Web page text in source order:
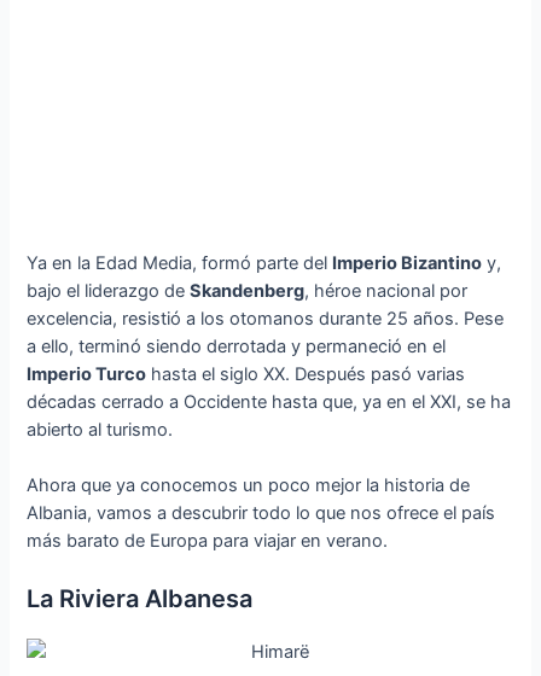
Ya en la Edad Media, formó parte del Imperio Bizantino y,
bajo el liderazgo deSkandenberg, héroe nacional por
excelencia, resistió a los otomanos durante 25 años. Pese
a ello, terminó siendo derrotada y permaneció en el
Imperio Turco hasta el siglo XX. Después pasó varias
décadas cerrado a Occidente hasta que, ya en el XXI, se ha
abierto al turismo.
Ahora que ya conocemos un poco mejor la historia de
Albania, vamos a descubrir todo lo que nos ofrece el país
más barato de Europa para viajar en verano.
La Riviera Albanesa